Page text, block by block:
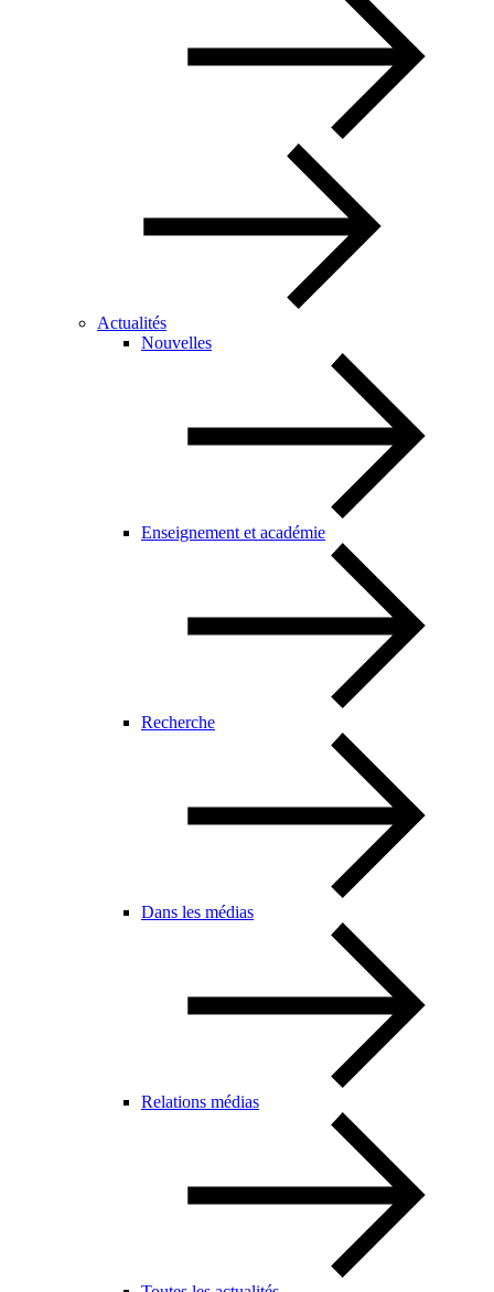
Actualités
Nouvelles
Enseignement et académie
Recherche
Dans les médias
Relations médias